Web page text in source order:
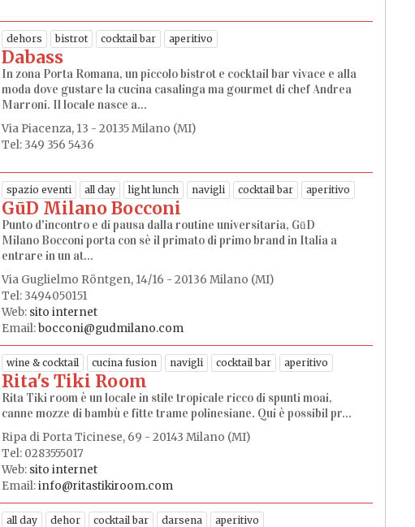
dehors bistrot cocktail bar aperitivo
Dabass
In zona Porta Romana, un piccolo bistrot e cocktail bar vivace e alla
moda dove gustare la cucina casalinga ma gourmet di chef Andrea
Marroni. Il locale nasce a...
Via Piacenza, 13 - 20135 Milano (MI)
Tel: 349 356 5436
spazio eventi all day light lunch navigli cocktail bar aperitivo
GūD Milano Bocconi
Punto d'incontro e di pausa dalla routine universitaria, GūD
Milano Bocconi porta con sè il primato di primo brand in Italia a
entrare in un at...
Via Guglielmo Röntgen, 14/16 - 20136 Milano (MI)
Tel: 3494050151
Web: sito internet
Email:bocconi@gudmilano.com
wine & cocktail cucina fusion navigli cocktail bar aperitivo
Rita's Tiki Room
Rita Tiki room è un locale in stile tropicale ricco di spunti moai,
canne mozze di bambù e fitte trame polinesiane. Qui è possibil pr...
Ripa di Porta Ticinese, 69 - 20143 Milano (MI)
Tel: 0283555017
Web: sito internet
Email:info@ritastikiroom.com
all day dehor cocktail bar darsena aperitivo